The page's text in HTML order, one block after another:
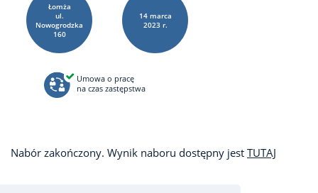
Łomża
ul.
Nowogrodzka
160
14 marca
2023 r.
Umowa o pracę
na czas zastępstwa
Nabór zakończony. Wynik naboru dostępny jest TUTAJ